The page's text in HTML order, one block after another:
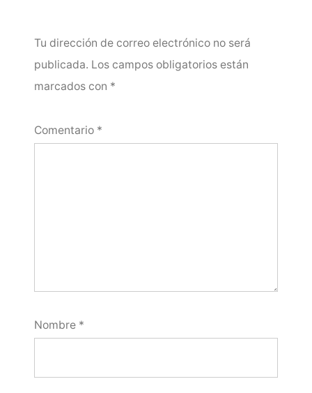
Tu dirección de correo electrónico no será
publicada. Los campos obligatorios están
marcados con *
Comentario *
Nombre *